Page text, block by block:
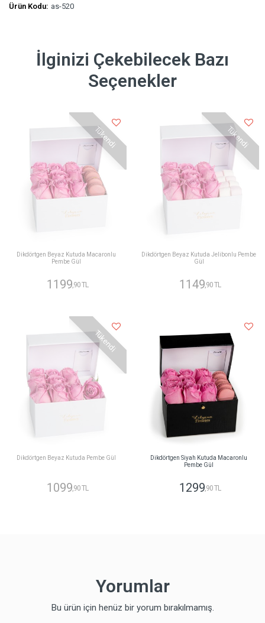
Ürün Kodu: as-520
İlginizi Çekebilecek Bazı
Seçenekler
Tükendi
Dikdörtgen Beyaz Kutuda Macaronlu
Pembe Gül
1199 ,90 TL
Tükendi
Dikdörtgen Beyaz Kutuda Jelibonlu Pembe
Gül
1149 ,90 TL
Tükendi
Dikdörtgen Beyaz Kutuda Pembe Gül
1099,90 TL
Dikdörtgen Siyah Kutuda Macaronlu
Pembe Gül
1299,90 TL
Yorumlar
Bu ürün için henüz bir yorum bırakılmamış.